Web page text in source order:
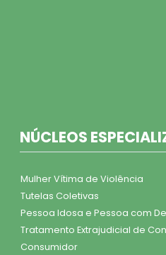
NÚCLEOS
Mulher Vítima de Violência
Tutelas Coletivas
Pessoa Idosa e Pessoa com
Tratamento Extrajudicial de
Consumidor